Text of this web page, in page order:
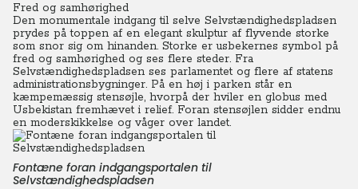
Fred og samhørighed
Den monumentale indgang til selve Selvstændighedspladsen
prydes på toppen af en elegant skulptur af flyvende storke
som snor sig om hinanden. Storke er usbekernes symbol på
fred og samhørighed og ses flere steder. Fra
Selvstændighedspladsen ses parlamentet og flere af statens
administrationsbygninger. På en høj i parken står en
kæmpemæssig stensøjle, hvorpå der hviler en globus med
Usbekistan fremhævet i relief. Foran stensøjlen sidder endnu
en moderskikkelse og våger over landet.
Fontæne foran indgangsportalen til
Selvstændighedspladsen